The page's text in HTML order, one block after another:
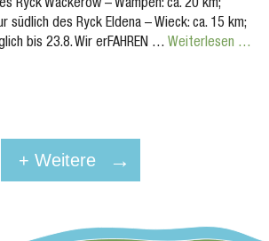
Ryck Wackerow – Wampen: ca. 20 km;
südlich des Ryck Eldena – Wieck: ca. 15 km;
bis 23.8. Wir erFAHREN … Weiterlesen …
+ Weitere